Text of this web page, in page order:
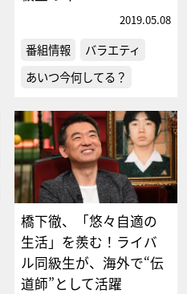
2019.05.08
番組情報
バラエティ
あいつ今何してる？
橋下徹、「悠々自適の
生活」を羨む！ライバ
ル同級生が、海外で“伝
道師”として活躍